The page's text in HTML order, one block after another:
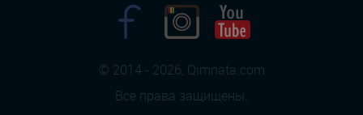
© 2014 - 2026, Qimnata.com
Все права защищены.